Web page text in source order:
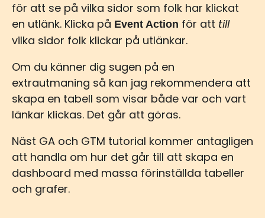
för att se på vilka sidor som folk har klickat
en utlänk. Klicka på Event Action för att till
vilka sidor folk klickar på utlänkar.
Om du känner dig sugen på en
extrautmaning så kan jag rekommendera att
skapa en tabell som visar både var och vart
länkar klickas. Det går att göras.
Näst GA och GTM tutorial kommer antagligen
att handla om hur det går till att skapa en
dashboard med massa förinställda tabeller
och grafer.